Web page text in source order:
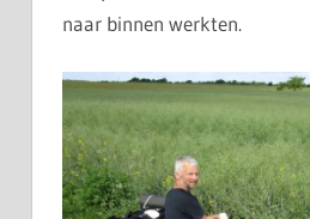
naar binnen werkten.